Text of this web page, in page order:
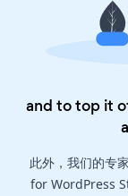
and to top it
此外，我们的专
for WordPress